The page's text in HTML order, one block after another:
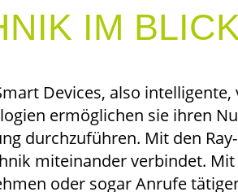
IM
Devices, also
ermöglichen sie ihren
durchzuführen. Mit den
miteinander verbindet.
oder sogar Anrufe